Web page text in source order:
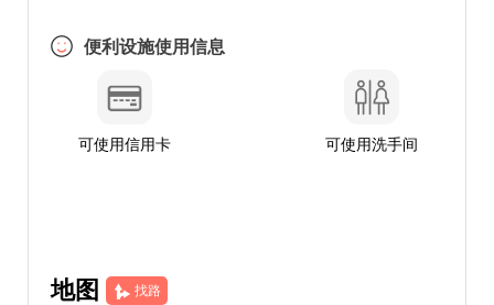
便利设施使用信息
可使用信用卡 可使用洗手间
地图 找路